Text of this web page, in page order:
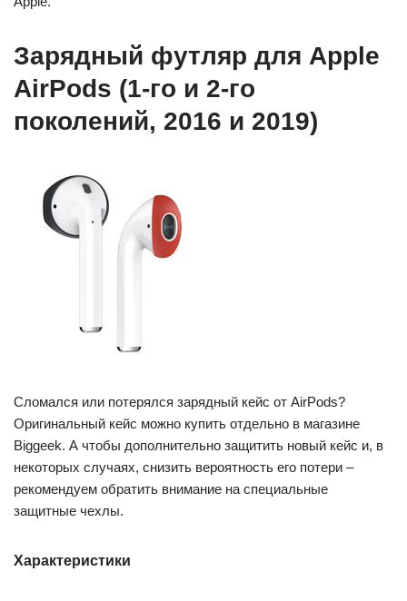
Зарядный футляр для Apple
AirPods (1-го и 2-го
поколений, 2016 и 2019)
Сломался или потерялся зарядный кейс от AirPods?
Оригинальный кейс можно купить отдельно в магазине
Biggeek. А чтобы дополнительно защитить новый кейс и, в
некоторых случаях, снизить вероятность его потери –
рекомендуем обратить внимание на специальные
защитные чехлы.
Характеристики